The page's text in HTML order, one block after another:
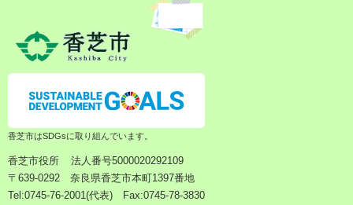
香芝市はSDGsに取り組んでいます。
香芝市役所
法人番号5000020292109
〒639-0292 奈良県香芝市本町1397番地
Tel:0745-76-2001(代表) Fax:0745-78-3830